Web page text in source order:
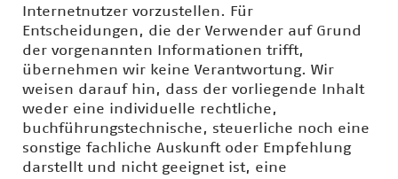
Internetnutzer vorzustellen. Für
Entscheidungen, die der Verwender auf Grund
der vorgenannten Informationen trifft,
übernehmen wir keine Verantwortung. Wir
weisen darauf hin, dass der vorliegende Inhalt
weder eine individuelle rechtliche,
buchführungstechnische, steuerliche noch eine
sonstige fachliche Auskunft oder Empfehlung
darstellt und nicht geeignet ist, eine